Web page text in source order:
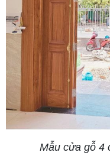
Mẫu cửa gỗ 4